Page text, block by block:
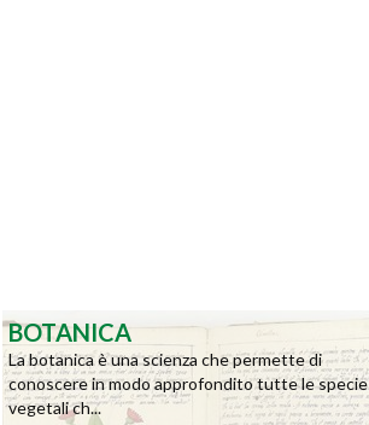
BOTANICA
La botanica è una scienza che permette di
conoscere in modo approfondito tutte le specie
vegetali ch...